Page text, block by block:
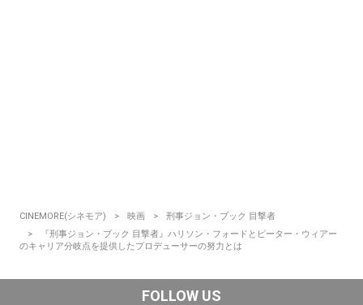
CINEMORE(シネモア) 映画
刑事ジョン・ブック 目撃者
『刑事ジョン・ブック 目撃者』ハリソン・フォードとピーター・ウィアー
のキャリア分岐点を提供したプロデューサーの努力とは
FOLLOW US